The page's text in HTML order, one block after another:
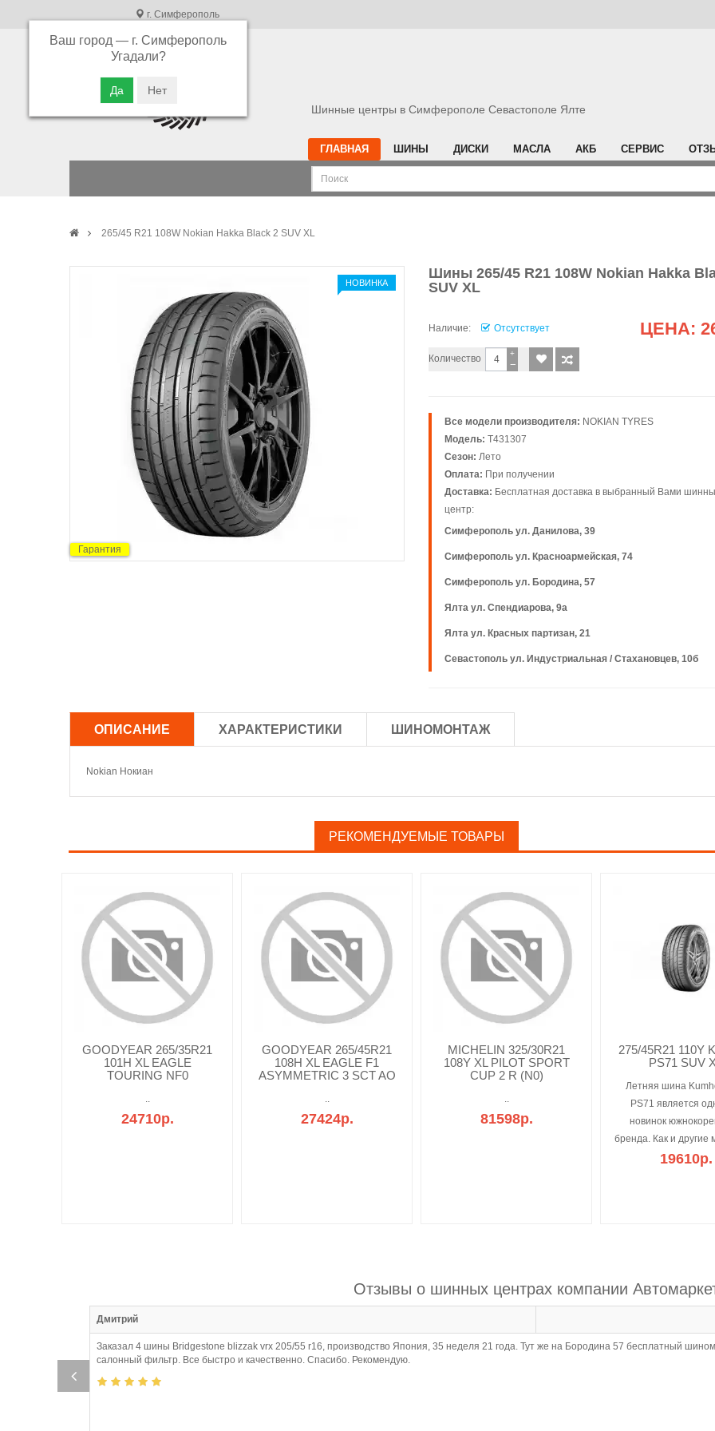
г. Симферополь
Ваш город — г. Симферополь
Угадали?
В связи с высокой загрузкой операторов
Приносим свои извинения
Шинные центры в Симферополе Севастополе Ялте
ГЛАВНАЯ ШИНЫ ДИСКИ МАСЛА АКБ СЕРВИС
265/45 R21 108W Nokian Hakka Black 2 SUV XL
Гарантия
НОВИНКА
Шины 265/45 R21 108W Nokian Hakka
SUV XL
Наличие: Отсутствует ЦЕНА:
Количество −
+
Все модели производителя: NOKIAN TYRES
Модель: T431307
Сезон: Лето
Оплата: При получении
Доставка: Бесплатная доставка в выбранный Вами
центр:
Симферополь ул. Данилова, 39
Симферополь ул. Красноармейская, 74
Симферополь ул. Бородина, 57
Ялта ул. Спендиарова, 9а
Ялта ул. Красных партизан, 21
Севастополь ул. Индустриальная / Стахановцев, 10б
ОПИСАНИЕ ХАРАКТЕРИСТИКИ ШИНОМОНТАЖ
Nokian Нокиан
РЕКОМЕНДУЕМЫЕ ТОВАРЫ
GOODYEAR 265/35R21
101H XL EAGLE
TOURING NF0
..
24710р.
GOODYEAR 265/45R21
108H XL EAGLE F1
ASYMMETRIC 3 SCT AO
..
27424р.
MICHELIN 325/30R21
108Y XL PILOT SPORT
CUP 2 R (N0)
..
81598р.
275/45R21 110Y
PS71 SUV
Летняя шина
PS71 является
новинок
бренда. Как и другие
19610р.
Отзывы о шинных центрах компании
Дмитрий
Заказал 4 шины Bridgestone blizzak vrx 205/55 r16, производство Япония, 35 неделя 21 года. Тут же на Бородина 57 бесплатный
салонный фильтр. Все быстро и качественно. Спасибо. Рекомендую.